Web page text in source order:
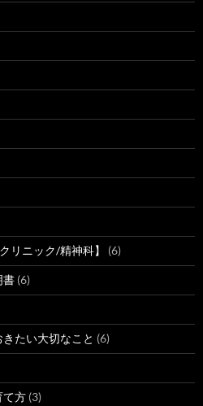
リニック/精神科】 (6)
書 (6)
たい大切なこと (6)
て方 (3)